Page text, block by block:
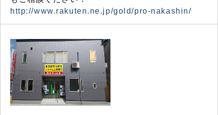
http://www.rakuten.ne.jp/gold/pro-nakashin/